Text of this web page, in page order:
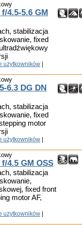
4.5-5.6 GM
stabilizacja
fixed
użytkowników
6.3 DG DN
stabilizacja
fixed
motor
użytkowników
4.5 GM OSS
stabilizacja
fixed front
motor AF,
użytkowników